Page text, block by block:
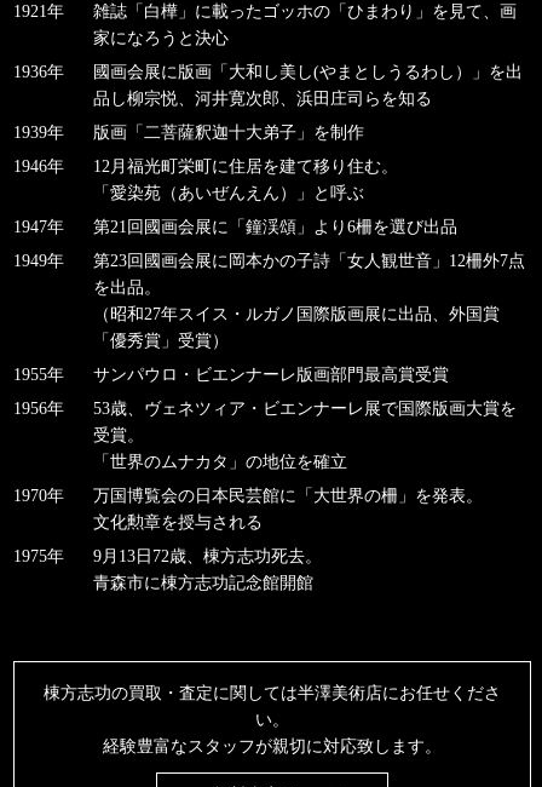
1921年
雑誌「白樺」に載ったゴッホの「ひまわり」を見て、画
家になろうと決心
1936年
國画会展に版画「大和し美し(やまとしうるわし）」を出
品し柳宗悦、河井寛次郎、浜田庄司らを知る
1939年
版画「二菩薩釈迦十大弟子」を制作
1946年
12月福光町栄町に住居を建て移り住む。
「愛染苑（あいぜんえん）」と呼ぶ
1947年
第21回國画会展に「鐘渓頌」より6柵を選び出品
1949年
第23回國画会展に岡本かの子詩「女人観世音」12柵外7点
を出品。
（昭和27年スイス・ルガノ国際版画展に出品、外国賞
「優秀賞」受賞）
1955年
サンパウロ・ビエンナーレ版画部門最高賞受賞
1956年
53歳、ヴェネツィア・ビエンナーレ展で国際版画大賞を
受賞。
「世界のムナカタ」の地位を確立
1970年
万国博覧会の日本民芸館に「大世界の柵」を発表。
文化勲章を授与される
1975年
9月13日72歳、棟方志功死去。
青森市に棟方志功記念館開館
棟方志功の買取・査定に関しては半澤美術店にお任せくださ
い。
経験豊富なスタッフが親切に対応致します。